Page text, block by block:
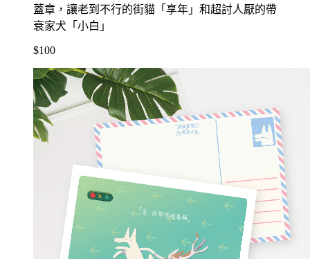
蓋章，讓老到不行的街貓「享年」和超討人厭的帶
衰家犬「小白」
$100